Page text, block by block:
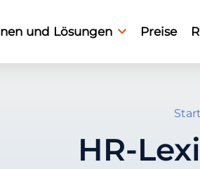
und Lösungen Preise
HR-